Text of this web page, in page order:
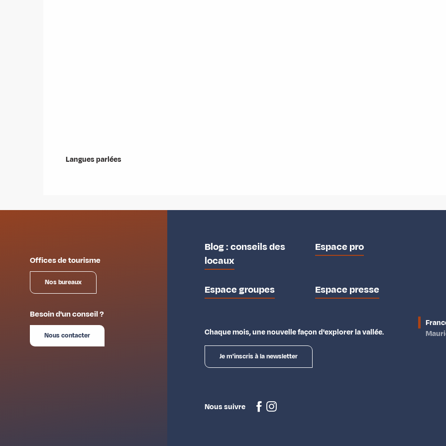
Langues parlées
Langues parlées
Offices de tourisme
Nos bureaux
Besoin d'un conseil ?
Nous contacter
Blog : conseils des
locaux
Espace pro
Espace groupes Espace presse
Chaque mois, une nouvelle façon d'explorer la vallée.
Je m'inscris à la newsletter
Nous suivre